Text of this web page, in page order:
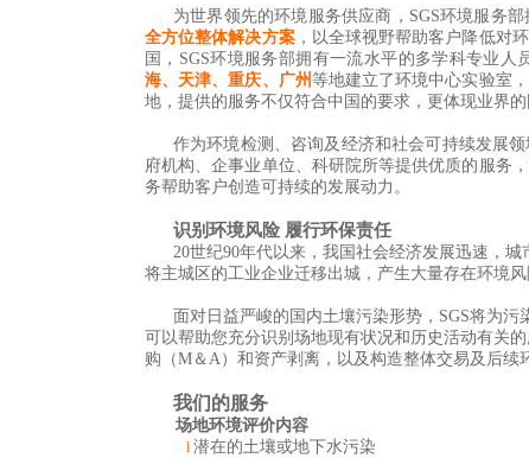
为世界领先的环境服务供应商， SGS环境服务部
全方位整体解决方案，以全球视野帮助客户降低对
国， SGS环境服务部拥有一流水平的多学科专业人
海、天津、重庆、广州等地建立了环境中心实验室
地，提供的服务不仅符合中国的要求，更体现业界的
作为环境检测、咨询及经济和社会可持续发展
府机构、企事业单位、科研院所等提供优质的服务
务帮助客户创造可持续的发展动力。
识别环境风险 履行环保责任
20世纪90年代以来，我国社会经济发展迅速，
将主城区的工业企业迁移出城，产生大量存在环境
面对日益严峻的国内土壤污染形势， SGS将为污
可以帮助您充分识别场地现有状况和历史活动有关
购（M ＆A）和资产剥离，以及构造整体交易及后续
我们的服务
场地环境评价内容
l 潜在的土壤或地下水污染